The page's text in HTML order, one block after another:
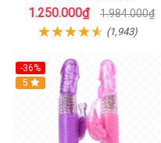
1.250.000₫ 1.984.000₫
(1,943)
-36%
Hot
5